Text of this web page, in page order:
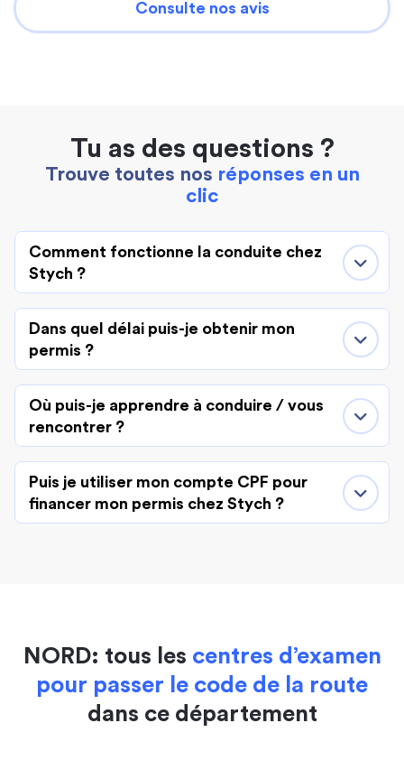
Consulte nos avis
Tu as des questions ?
Trouve toutes nos réponses en un
clic
Comment fonctionne la conduite chez
Stych ?
Dans quel délai puis-je obtenir mon
permis ?
Où puis-je apprendre à conduire / vous
rencontrer ?
Puis je utiliser mon compte CPF pour
financer mon permis chez Stych ?
NORD: tous les centres d’examen
pour passer le code de la route
dans ce département